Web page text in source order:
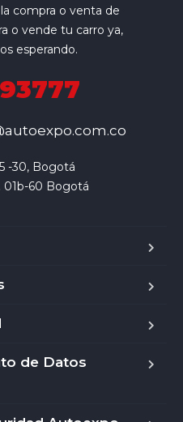
compra o venta de
o vende tu carro ya,
esperando.
-30, Bogotá
01b-60 Bogotá
de Datos